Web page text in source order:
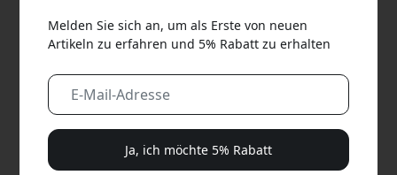
Melden Sie sich an, um als Erste von neuen
Artikeln zu erfahren und 5% Rabatt zu erhalten
Ja, ich möchte 5% Rabatt
Verwende diesen Code an der Kasse, um 5%
Rabatt zu erhalten.